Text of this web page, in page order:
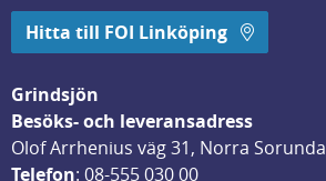
Hitta till FOI Linköping
Grindsjön
Besöks- och leveransadress
Olof Arrhenius väg 31, Norra Sorunda
Telefon: 08-555 030 00